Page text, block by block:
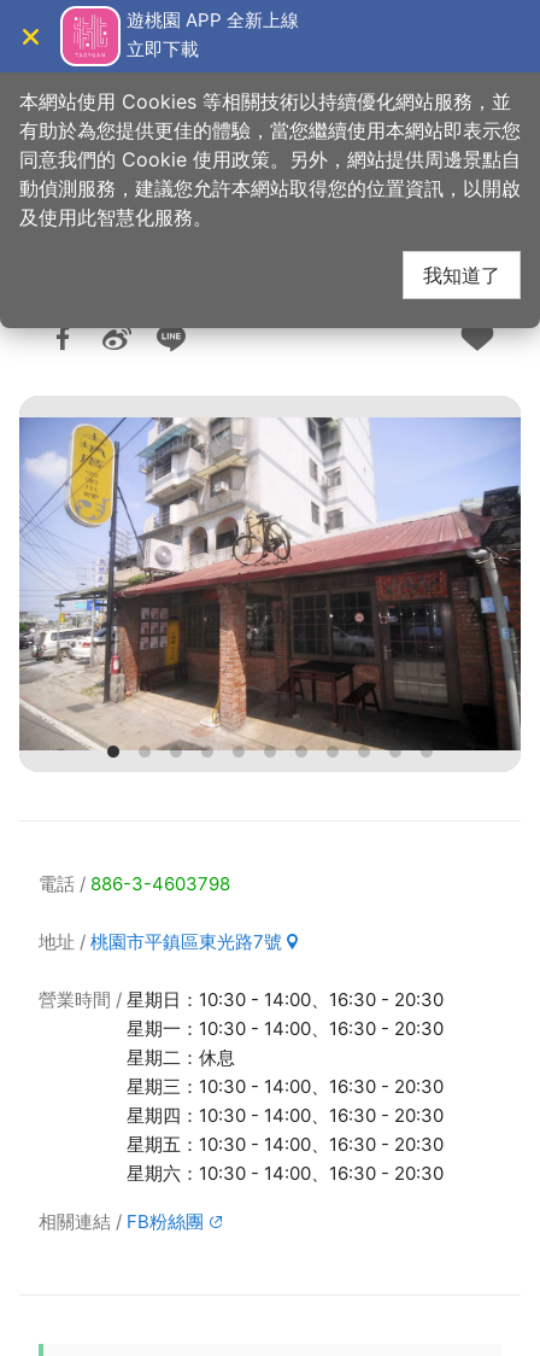
主
遊桃園 APP 全新上線
立即下載
首頁 > 想去的地方 > 美食、購物 > 美食快搜
土埆厝復古小館
人氣：1.2萬
電話 886-3-4603798
地址 桃園市平鎮區東光路7號
營業時間
星期日：10:30 - 14:00、16:30 - 20:30
星期一：10:30 - 14:00、16:30 - 20:30
星期二：休息
星期三：10:30 - 14:00、16:30 - 20:30
星期四：10:30 - 14:00、16:30 - 20:30
星期五：10:30 - 14:00、16:30 - 20:30
星期六：10:30 - 14:00、16:30 - 20:30
相關連結 FB粉絲團
本網站使用 Cookies 等相關技術以持續優化網站服務，並
有助於為您提供更佳的體驗，當您繼續使用本網站即表示您
同意我們的 Cookie 使用政策。另外，網站提供周邊景點自
動偵測服務，建議您允許本網站取得您的位置資訊，以開啟
及使用此智慧化服務。
我知道了